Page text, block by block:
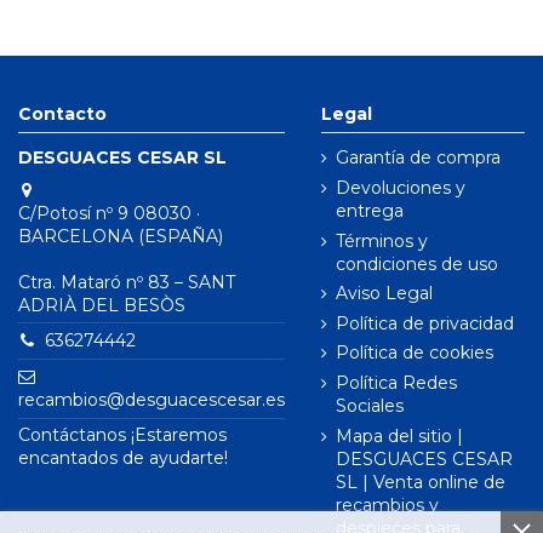
Contacto
DESGUACES CESAR SL
C/Potosí nº 9 08030 ·
BARCELONA (ESPAÑA)
Ctra. Mataró nº 83 – SANT
ADRIÀ DEL BESÒS
636274442
recambios@desguacescesar.es
Contáctanos ¡Estaremos
encantados de ayudarte!
Legal
Garantía de compra
Devoluciones y
entrega
Términos y
condiciones de uso
Aviso Legal
Política de privacidad
Política de cookies
Política Redes
Sociales
Mapa del sitio |
DESGUACES CESAR
SL | Venta online de
recambios y
despieces para